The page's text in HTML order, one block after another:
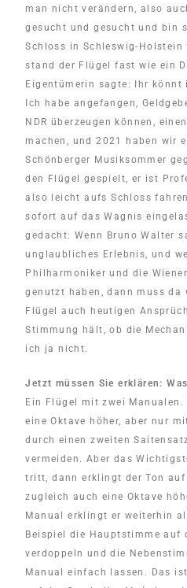
man nicht verändern, also
gesucht und gesucht und bin
Schloss in Schleswig-Holstein
stand der Flügel fast wie ein
Eigentümerin sagte: Ihr könnt
Ich habe angefangen,
NDR überzeugen können,
machen, und 2021 haben wir
Schönberger Musiksommer
den Flügel gespielt, er ist
also leicht aufs Schloss
sofort auf das Wagnis
gedacht: Wenn Bruno Walter
unglaubliches Erlebnis, und
Philharmoniker und die
genutzt haben, dann muss da
Flügel auch heutigen
Stimmung hält, ob die
ich ja nicht.
Jetzt müssen Sie erklären:
Ein Flügel mit zwei
eine Oktave höher, aber nur
durch einen zweiten
vermeiden. Aber das
tritt, dann erklingt der Ton auf
zugleich auch eine Oktave
Manual erklingt er weiterhin
Beispiel die Hauptstimme auf
verdoppeln und die
Manual einfach lassen. Das